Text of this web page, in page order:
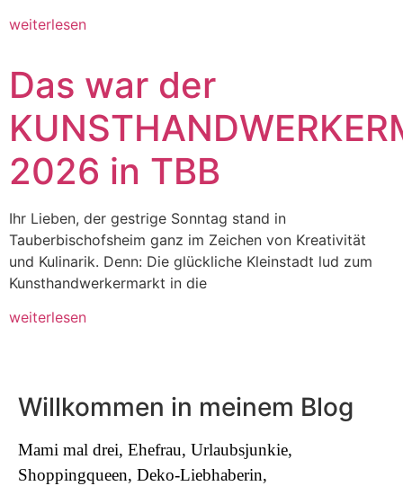
weiterlesen
Das war der
2026 in TBB
Ihr Lieben, der gestrige Sonntag stand in
Tauberbischofsheim ganz im Zeichen von Kreativität
und Kulinarik. Denn: Die glückliche Kleinstadt lud zum
Kunsthandwerkermarkt in die
weiterlesen
Willkommen in meinem Blog
Mami mal drei, Ehefrau, Urlaubsjunkie,
Shoppingqueen, Deko-Liebhaberin,